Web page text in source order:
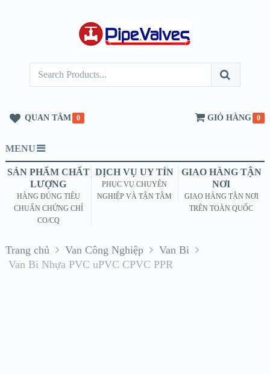
QUAN TÂM 0 GIỎ HÀNG 0
MENU
SẢN PHẨM CHẤT
LƯỢNG
HÀNG ĐÚNG TIÊU
CHUẨN CHỨNG CHỈ
CO/CQ
DỊCH VỤ UY TÍN
PHỤC VỤ CHUYÊN
NGHIỆP VÀ TẬN TÂM
GIAO HÀNG TẬN
NƠI
GIAO HÀNG TẬN NƠI
TRÊN TOÀN QUỐC
Trang chủ Van Công Nghiệp
Van Bi
Van Bi Nhựa PVC uPVC CPVC PPR